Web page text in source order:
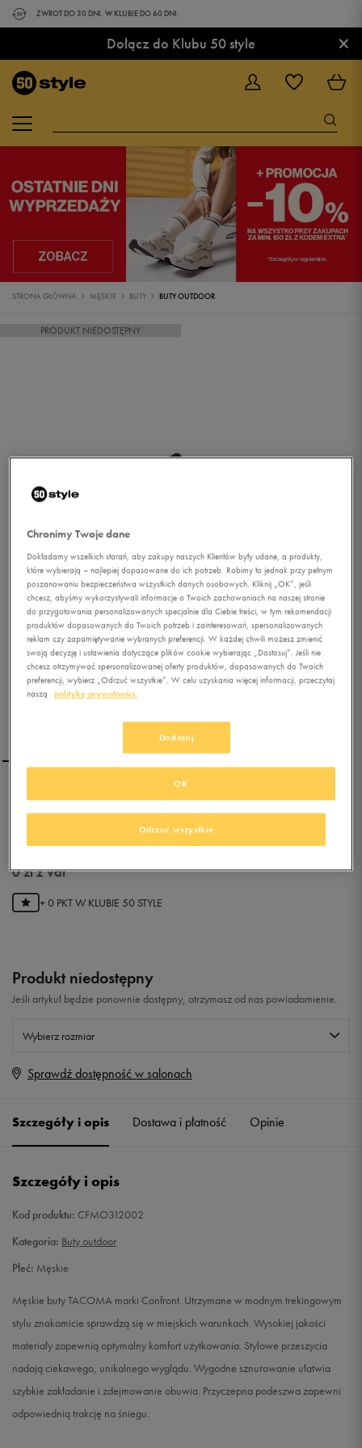
ZWROT DO 30 DNI. W KLUBIE DO 60 DNI.
Dołącz do Klubu 50 style ×
STRONA GŁÓWNA MĘSKIE BUTY BUTY OUTDOOR
PRODUKT NIEDOSTĘPNY
CONFRONT TACOMA
0złz Vat
+ 0 PKT W KLUBIE 50 STYLE
Produkt niedostępny
Jeśli artykuł będzie ponownie dostępny, otrzymasz od nas powiadomienie.
Wybierz rozmiar
Rozmiary EU
44 28 cm
45
46 30 cm Powiadom o dostępności
Sprawdź dostępność w salonach
Szczegóły i opis Dostawa i płatność Opinie
Szczegóły i opis
Kod produktu: CFMO312002
Kategoria: Buty outdoor
Płeć: Męskie
Męskie buty TACOMA marki Confront. Utrzymane w modnym trekingowym
stylu znakomicie sprawdzą się w miejskich warunkach. Wysokiej jakości
materiały zapewnią optymalny komfort użytkowania. Stylowe przeszycia
nadają ciekawego, unikalnego wyglądu. Wygodne sznurowanie ułatwia
szybkie zakładanie i zdejmowanie obuwia. Przyczepna podeszwa zapewni
odpowiednią trakcję na śniegu.
Chronimy Twoje dane
Dokładamy wszelkich starań, aby zakupy naszych Klientów były udane, a produkty,
które wybierają – najlepiej dopasowane do ich potrzeb. Robimy to jednak przy pełnym
poszanowaniu bezpieczeństwa wszystkich danych osobowych. Kliknij „OK”, jeśli
chcesz, abyśmy wykorzystywali informacje o Twoich zachowaniach na naszej stronie
do przygotowania personalizowanych specjalnie dla Ciebie treści, w tym rekomendacji
produktów dopasowanych do Twoich potrzeb i zainteresowań, spersonalizowanych
reklam czy zapamiętywanie wybranych preferencji. W każdej chwili możesz zmienić
swoją decyzję i ustawienia dotyczące plików cookie wybierając „Dostosuj”. Jeśli nie
chcesz otrzymywać spersonalizowanej oferty produktów, dopasowanych do Twoich
preferencji, wybierz „Odrzuć wszystkie”. W celu uzyskania więcej informacji, przeczytaj
naszą
politykę prywatności.
Dostosuj
Odrzuć wszystkie
OK